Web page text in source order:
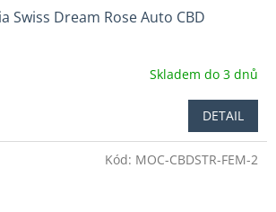
Swiss Dream Rose Auto CBD
Skladem do 3 dnů
DETAIL
Kód: MOC-CBDSTR-FEM-2